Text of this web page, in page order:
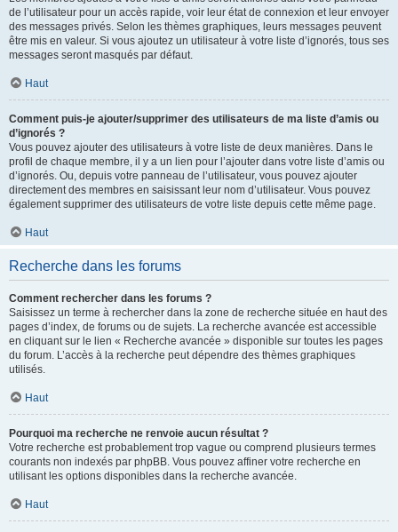
de l’utilisateur pour un accès rapide, voir leur état de connexion et leur envoyer
des messages privés. Selon les thèmes graphiques, leurs messages peuvent
être mis en valeur. Si vous ajoutez un utilisateur à votre liste d’ignorés, tous ses
messages seront masqués par défaut.
Haut
Comment puis-je ajouter/supprimer des utilisateurs de ma liste d’amis ou
d’ignorés ?
Vous pouvez ajouter des utilisateurs à votre liste de deux manières. Dans le
profil de chaque membre, il y a un lien pour l’ajouter dans votre liste d’amis ou
d’ignorés. Ou, depuis votre panneau de l’utilisateur, vous pouvez ajouter
directement des membres en saisissant leur nom d’utilisateur. Vous pouvez
également supprimer des utilisateurs de votre liste depuis cette même page.
Haut
Recherche dans les forums
Comment rechercher dans les forums ?
Saisissez un terme à rechercher dans la zone de recherche située en haut des
pages d’index, de forums ou de sujets. La recherche avancée est accessible
en cliquant sur le lien « Recherche avancée » disponible sur toutes les pages
du forum. L’accès à la recherche peut dépendre des thèmes graphiques
utilisés.
Haut
Pourquoi ma recherche ne renvoie aucun résultat ?
Votre recherche est probablement trop vague ou comprend plusieurs termes
courants non indexés par phpBB. Vous pouvez affiner votre recherche en
utilisant les options disponibles dans la recherche avancée.
Haut